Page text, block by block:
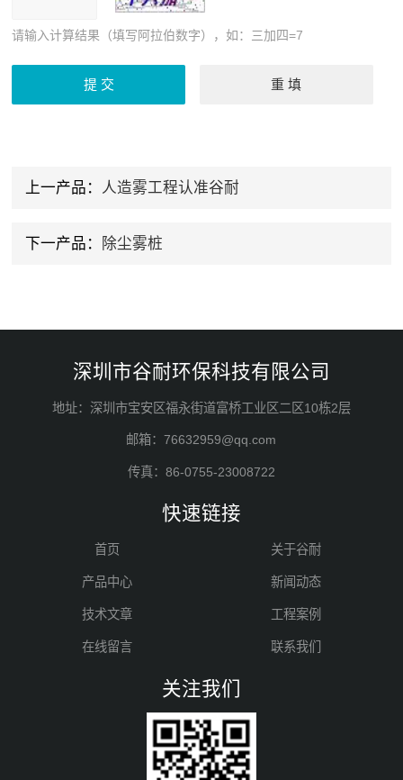
请输入计算结果（填写阿拉伯数字），如：三加四=7
上一产品： 人造雾工程认准谷耐
下一产品： 除尘雾桩
深圳市谷耐环保科技有限公司
地址：深圳市宝安区福永街道富桥工业区二区10栋2层
邮箱：76632959@qq.com
传真：86-0755-23008722
快速链接
首页 关于谷耐
产品中心 新闻动态
技术文章 工程案例
在线留言 联系我们
关注我们